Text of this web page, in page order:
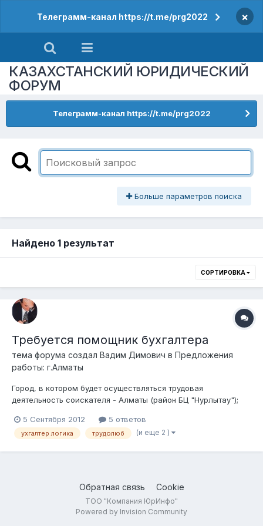
Телеграмм-канал https://t.me/prg2022 ×
КАЗАХСТАНСКИЙ ЮРИДИЧЕСКИЙ
ФОРУМ
Телеграмм-канал https://t.me/prg2022
Больше параметров поиска
Найдено 1 результат
СОРТИРОВКА
Требуется помощник бухгалтера
тема форума создал Вадим Димович в Предложения
работы: г.Алматы
Город, в котором будет осуществляться трудовая
деятельность соискателя - Алматы (район БЦ "Нурлытау");
бухгалтера (кассир), с перспективами (бухгалтер, главный
бухгалтер); Навыки, умения и знания, которы должны быть у
5 Сентября 2012 5 ответов
ухгалтер логика трудолюб (и еще 2 )
Обратная связь Cookie
ТОО "Компания ЮрИнфо"
Powered by Invision Community